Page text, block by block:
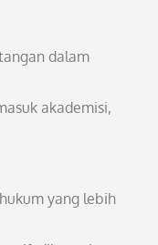
dalam
akademisi,
yang lebih